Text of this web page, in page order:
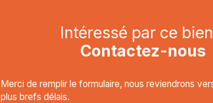
Intéressé par ce
Contactez-nous
Merci de remplir le formulaire, nous reviendrons
plus brefs délais.